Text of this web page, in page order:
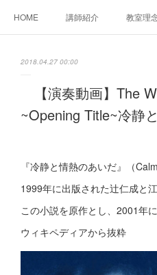
HOME 講師紹介 教室理
ご相談・体験レッスンお申し込み
アクセス
2018.04.27 00:00
【演奏動画】The
~Opening Title~冷静
『冷静と情熱のあいだ』（
1999年に出版された辻仁成と
この小説を原作とし、2001年
ウィキペディアから抜粋